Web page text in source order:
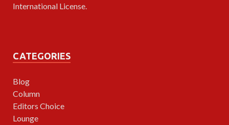
International License.
CATEGORIES
Blog
Column
Editors Choice
Lounge